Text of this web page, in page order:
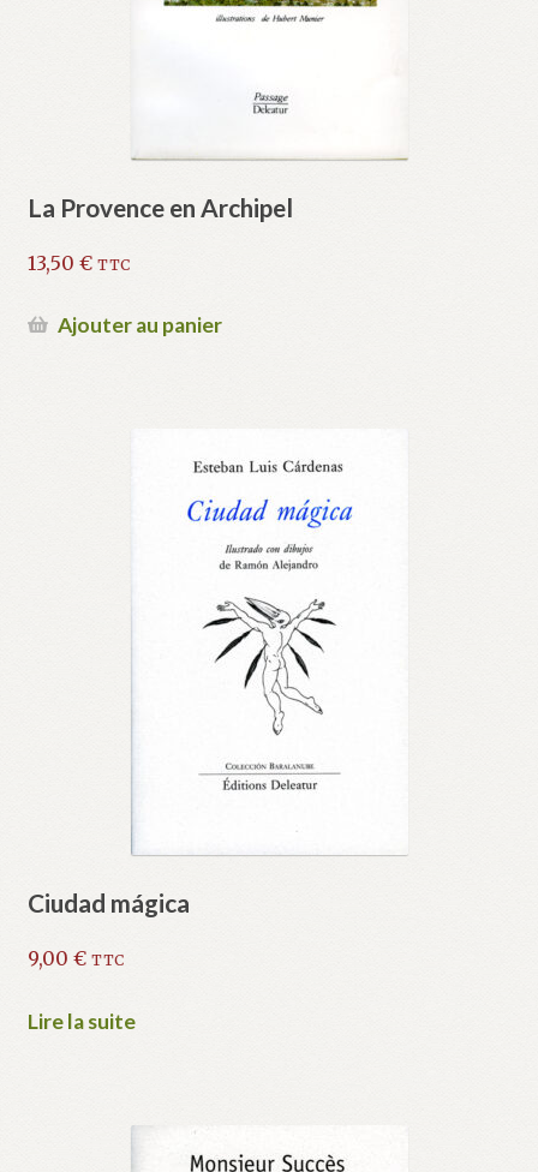
La Provence en Archipel
13,50 € TTC
Ajouter au panier
Ciudad mágica
9,00 € TTC
Lire la suite